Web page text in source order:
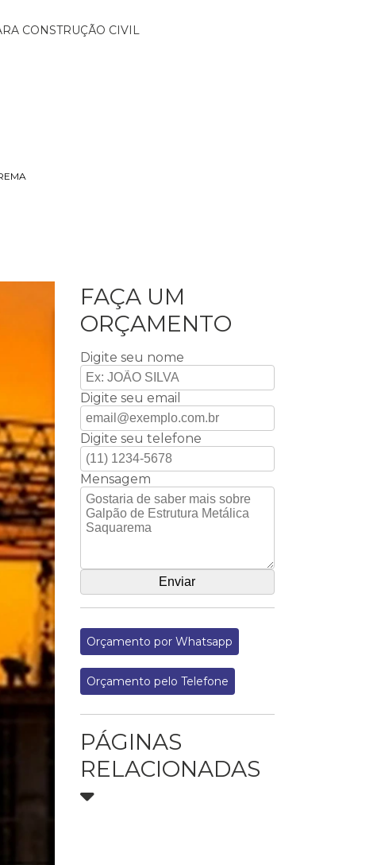
CONSTRUÇÃO CIVIL
FAÇA UM
ORÇAMENTO
Digite seu nome
Digite seu email
Digite seu telefone
Mensagem
Orçamento por Whatsapp
Orçamento pelo Telefone
PÁGINAS
RELACIONADAS